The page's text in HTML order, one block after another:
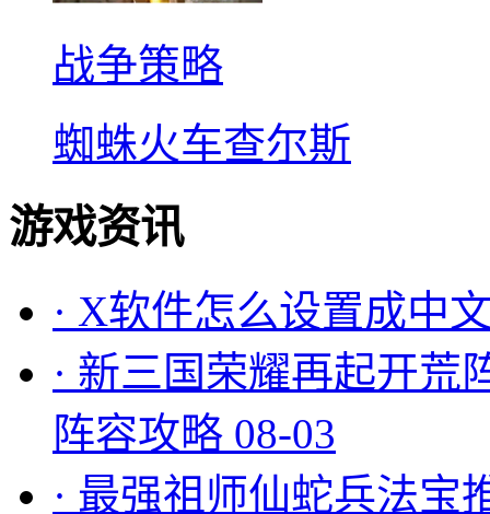
战争策略
蜘蛛火车查尔斯
游戏资讯
· X软件怎么设置成中
· 新三国荣耀再起开荒
阵容攻略 08-03
· 最强祖师仙蛇兵法宝